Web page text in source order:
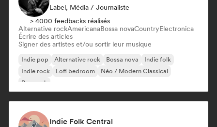
Label, Média / Journaliste
> 4000 feedbacks réalisés
Alternative rockAmericanaBossa novaCountryElectronica
Écrire des articles
Signer des artistes et/ou sortir leur musique
Indie pop Alternative rock Bossa nova
Indie folk
Indie rock
Lofi bedroom
Néo / Modern Classical
Pop rock
Indie Folk Central